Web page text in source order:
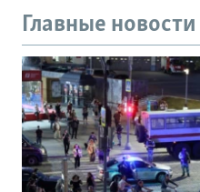
Главные новости